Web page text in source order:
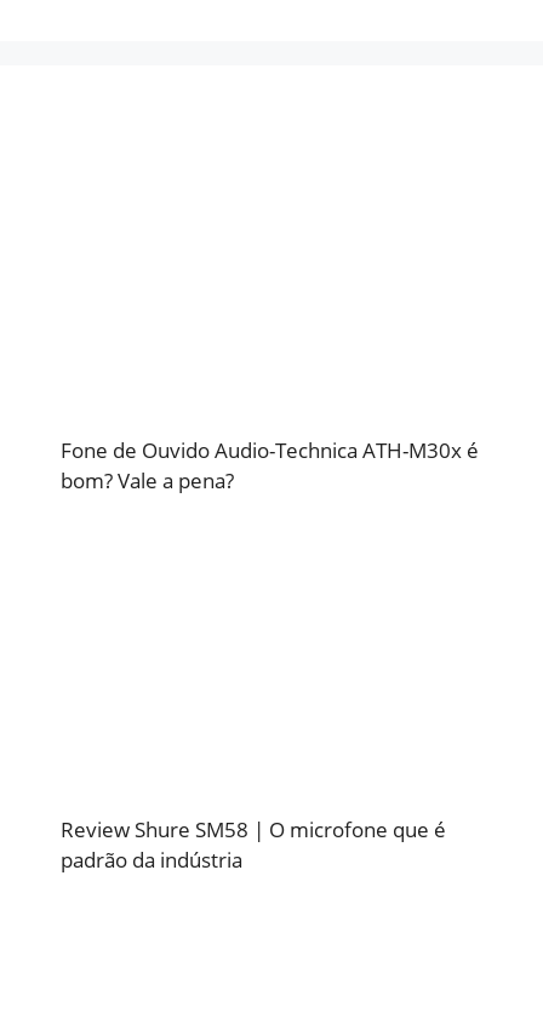
Fone de Ouvido Audio-Technica ATH-M30x é
bom? Vale a pena?
Review Shure SM58 | O microfone que é
padrão da indústria